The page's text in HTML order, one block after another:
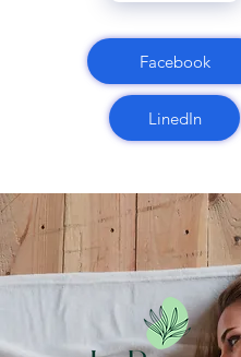
Facebook
LinedIn